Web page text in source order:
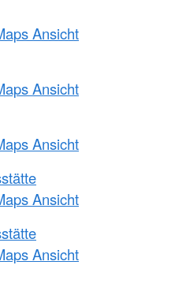
Ansicht
Ansicht
Ansicht
Ansicht
Ansicht